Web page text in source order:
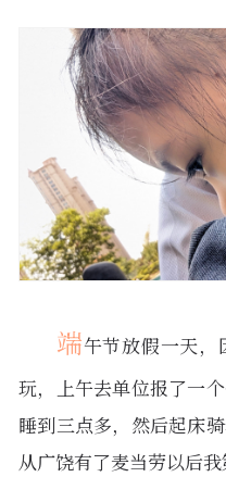
端午节放假一天，
玩，上午去单位报了一
睡到三点多，然后起床
从广饶有了麦当劳以后我